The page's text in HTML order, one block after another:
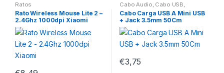
Ratos
Rato Wireless Mouse Lite 2 –
2.4Ghz 1000dpi Xiaomi
Cabo Áudio Cabo USB
Colunas Bluetooth , Sem
categoria
Cabo Carga USB A Mini USB
+ Jack 3.5mm 50Cm
€3,75